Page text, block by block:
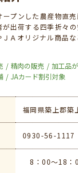
プンした農産物直
が出荷する四季折々
Ａオリジナル商品
精肉の販売 加工品
JAカード割引対象
福岡県築上郡築
0930-56-1117
8：00～18：